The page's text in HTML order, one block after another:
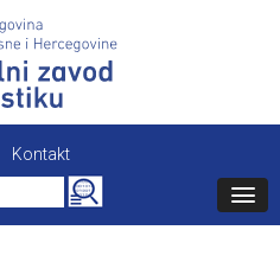
Kontakt
Search
for: